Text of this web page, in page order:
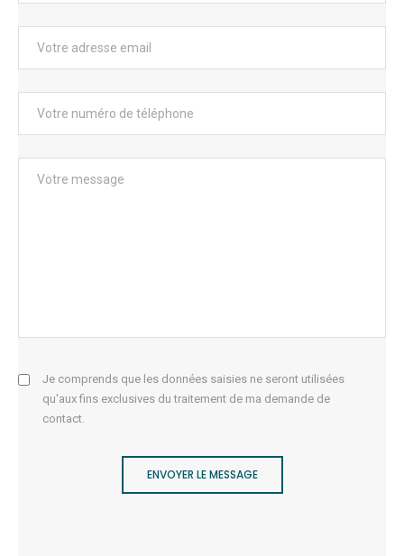
Je comprends que les données saisies ne seront utilisées
qu'aux fins exclusives du traitement de ma demande de
contact.
ENVOYER LE MESSAGE